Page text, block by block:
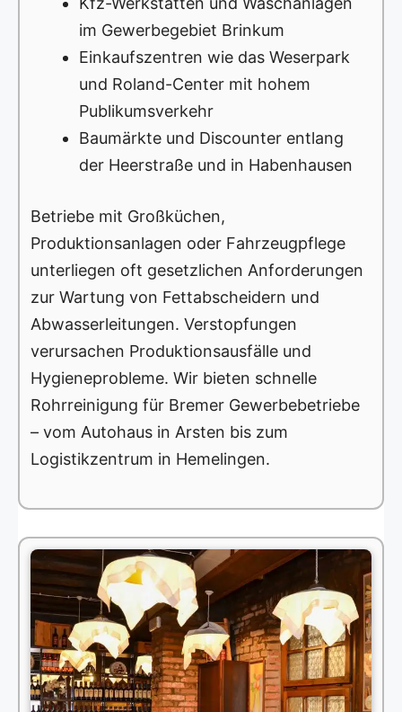
im Gewerbegebiet Brinkum
Einkaufszentren wie das Weserpark
und Roland-Center mit hohem
Publikumsverkehr
Baumärkte und Discounter entlang
der Heerstraße und in Habenhausen
Betriebe mit Großküchen,
Produktionsanlagen oder Fahrzeugpflege
unterliegen oft gesetzlichen Anforderungen
zur Wartung von Fettabscheidern und
Abwasserleitungen. Verstopfungen
verursachen Produktionsausfälle und
Hygieneprobleme. Wir bieten schnelle
Rohrreinigung für Bremer Gewerbebetriebe
– vom Autohaus in Arsten bis zum
Logistikzentrum in Hemelingen.